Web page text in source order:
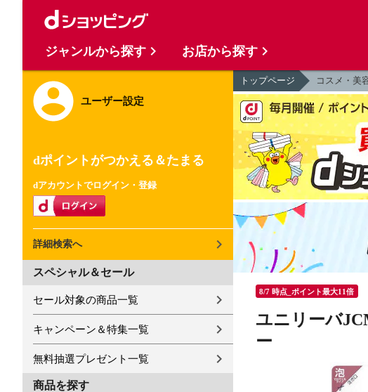
ユーザー設定
dポイントがつかえる＆たまる
dアカウントでログイン・登録
詳細検索へ
スペシャル＆セール
セール対象の商品一覧
キャンペーン＆特集一覧
無料抽選プレゼント一覧
商品を探す
トップページ コスメ・美
8/7 時点_ポイント最大11倍
ユニリーバ
ー
ジャンルから探す お店から探す